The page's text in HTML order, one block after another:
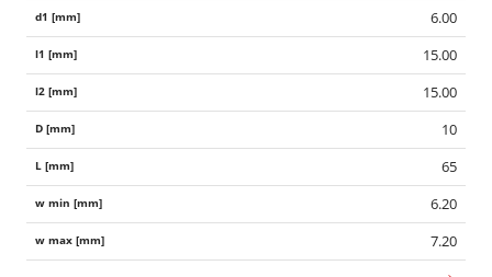
6.00
15.00
15.00
10
65
6.20
7.20